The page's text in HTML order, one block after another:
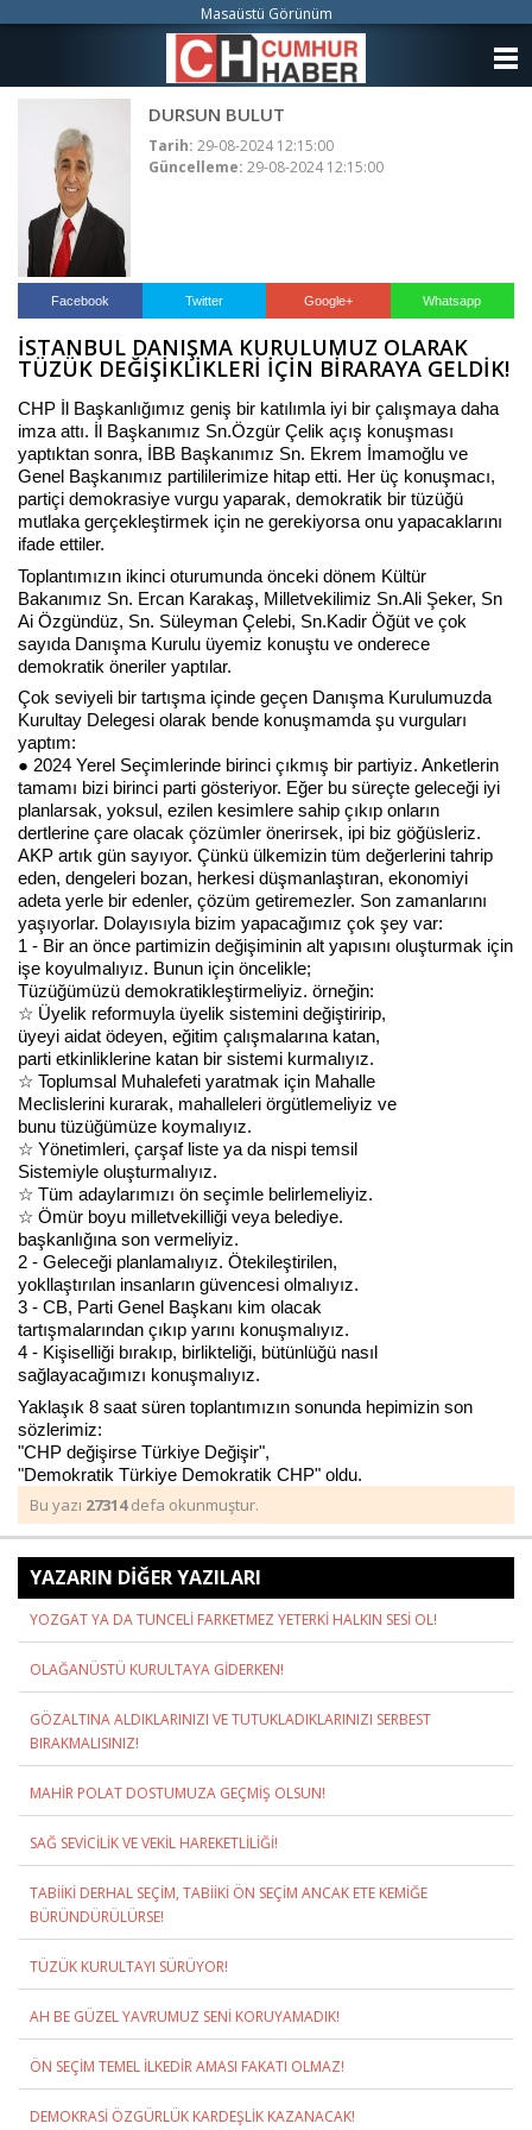
DURSUN BULUT
Tarih: 29-08-2024 12:15:00
Güncelleme: 29-08-2024 12:15:00
Facebook Twitter Google+ Whatsapp
İSTANBUL DANIŞMA KURULUMUZ OLARAK
TÜZÜK DEĞİŞİKLİKLERİ İÇİN BİRARAYA GELDİK!
CHP İl Başkanlığımız geniş bir katılımla iyi bir çalışmaya daha
imza attı. İl Başkanımız Sn.Özgür Çelik açış konuşması
yaptıktan sonra, İBB Başkanımız Sn. Ekrem İmamoğlu ve
Genel Başkanımız partililerimize hitap etti. Her üç konuşmacı,
partiçi demokrasiye vurgu yaparak, demokratik bir tüzüğü
mutlaka gerçekleştirmek için ne gerekiyorsa onu yapacaklarını
ifade ettiler.
Toplantımızın ikinci oturumunda önceki dönem Kültür
Bakanımız Sn. Ercan Karakaş, Milletvekilimiz Sn.Ali Şeker, Sn
Ai Özgündüz, Sn. Süleyman Çelebi, Sn.Kadir Öğüt ve çok
sayıda Danışma Kurulu üyemiz konuştu ve onderece
demokratik öneriler yaptılar.
Çok seviyeli bir tartışma içinde geçen Danışma Kurulumuzda
Kurultay Delegesi olarak bende konuşmamda şu vurguları
yaptım:
● 2024 Yerel Seçimlerinde birinci çıkmış bir partiyiz. Anketlerin
tamamı bizi birinci parti gösteriyor. Eğer bu süreçte geleceği iyi
planlarsak, yoksul, ezilen kesimlere sahip çıkıp onların
dertlerine çare olacak çözümler önerirsek, ipi biz göğüsleriz.
AKP artık gün sayıyor. Çünkü ülkemizin tüm değerlerini tahrip
eden, dengeleri bozan, herkesi düşmanlaştıran, ekonomiyi
adeta yerle bir edenler, çözüm getiremezler. Son zamanlarını
yaşıyorlar. Dolayısıyla bizim yapacağımız çok şey var:
1 - Bir an önce partimizin değişiminin alt yapısını oluşturmak için
işe koyulmalıyız. Bunun için öncelikle;
Tüzüğümüzü demokratikleştirmeliyiz. örneğin:
☆ Üyelik reformuyla üyelik sistemini değiştiririp,
üyeyi aidat ödeyen, eğitim çalışmalarına katan,
parti etkinliklerine katan bir sistemi kurmalıyız.
☆ Toplumsal Muhalefeti yaratmak için Mahalle
Meclislerini kurarak, mahalleleri örgütlemeliyiz ve
bunu tüzüğümüze koymalıyız.
☆ Yönetimleri, çarşaf liste ya da nispi temsil
Sistemiyle oluşturmalıyız.
☆ Tüm adaylarımızı ön seçimle belirlemeliyiz.
☆ Ömür boyu milletvekilliği veya belediye.
başkanlığına son vermeliyiz.
2 - Geleceği planlamalıyız. Ötekileştirilen,
yokllaştırılan insanların güvencesi olmalıyız.
3 - CB, Parti Genel Başkanı kim olacak
tartışmalarından çıkıp yarını konuşmalıyız.
4 - Kişiselliği bırakıp, birlikteliği, bütünlüğü nasıl
sağlayacağımızı konuşmalıyız.
Yaklaşık 8 saat süren toplantımızın sonunda hepimizin son
sözlerimiz:
"CHP değişirse Türkiye Değişir",
"Demokratik Türkiye Demokratik CHP" oldu.
Bu yazı 27314defa okunmuştur.
YAZARIN DİĞER YAZILARI
YOZGAT YA DA TUNCELİ FARKETMEZ YETERKİ HALKIN SESİ OL!
OLAĞANÜSTÜ KURULTAYA GİDERKEN!
GÖZALTINA ALDIKLARINIZI VE TUTUKLADIKLARINIZI SERBEST
BIRAKMALISINIZ!
MAHİR POLAT DOSTUMUZA GEÇMİŞ OLSUN!
SAĞ SEVİCİLİK VE VEKİL HAREKETLİLİĞİ!
TABİİKİ DERHAL SEÇİM, TABİİKİ ÖN SEÇİM ANCAK ETE KEMİĞE
BÜRÜNDÜRÜLÜRSE!
TÜZÜK KURULTAYI SÜRÜYOR!
AH BE GÜZEL YAVRUMUZ SENİ KORUYAMADIK!
ÖN SEÇİM TEMEL İLKEDİR AMASI FAKATI OLMAZ!
DEMOKRASİ ÖZGÜRLÜK KARDEŞLİK KAZANACAK!
Masaüstü Görünüm
YAZARLAR
FOTO GALERİ
VİDEO GALERİ
KÜNYE
İLETİŞİM
Haberin Doğru Adresi.